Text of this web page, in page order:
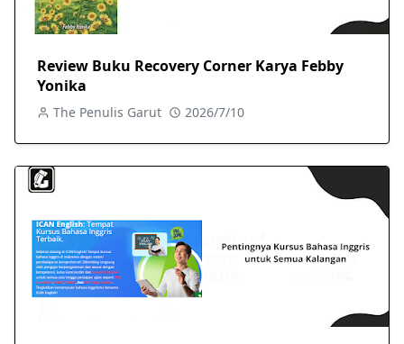
Review Buku Recovery Corner Karya Febby
Yonika
The Penulis Garut 2026/7/10